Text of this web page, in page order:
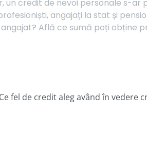
credit de nevoi personale s-ar
angajați la stat și
Află ce sumă poți obține
fel de credit aleg având în vedere